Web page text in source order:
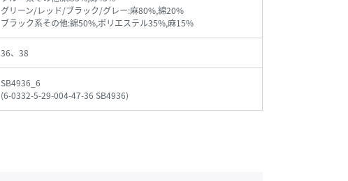
グリーン/レッド/ブラック/グレー:麻80%,綿20%
ブラック系その他:綿50%,ポリエステル35%,麻15%
36、38
SB4936_6
(6-0332-5-29-004-47-36 SB4936)